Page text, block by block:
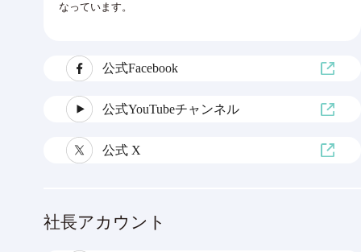
なっています。
公式Facebook
公式YouTubeチャンネル
公式 X
社長アカウント